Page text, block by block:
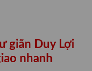
giãn Duy Lợi
nhanh